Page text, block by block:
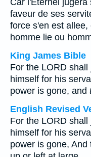
Car l'Eternel
faveur de ses
force s'en est
homme lie ou
King James Bible
For the LORD
himself for his
power is gone, and
English Revised
For the LORD
himself for his
power is gone,